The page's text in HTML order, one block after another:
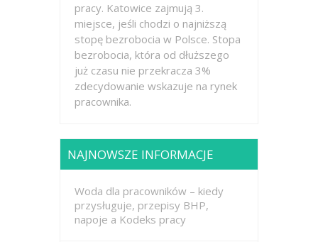
pracy. Katowice zajmują 3.
miejsce, jeśli chodzi o najniższą
stopę bezrobocia w Polsce. Stopa
bezrobocia, która od dłuższego
już czasu nie przekracza 3%
zdecydowanie wskazuje na rynek
pracownika.
NAJNOWSZE INFORMACJE
Woda dla pracowników – kiedy
przysługuje, przepisy BHP,
napoje a Kodeks pracy